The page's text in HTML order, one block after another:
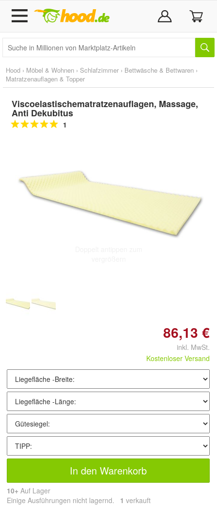
Hood › Möbel & Wohnen › Schlafzimmer › Bettwäsche & Bettwaren ›
Matratzenauflagen & Topper
Viscoelastischematratzenauflagen, Massage,
Anti Dekubitus
1
86,13 €
inkl. MwSt.
Kostenloser Versand
In den Warenkorb
10+ Auf Lager
Einige Ausführungen nicht lagernd. 1 verkauft